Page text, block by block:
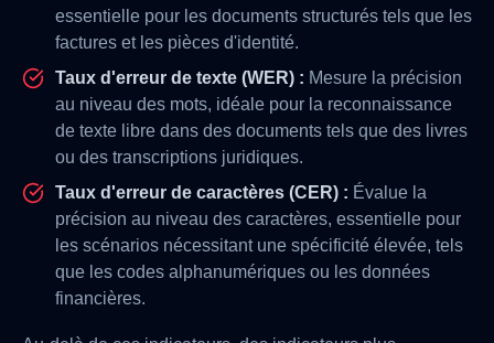
essentielle pour les documents structurés tels que les
factures et les pièces d'identité.
Taux d'erreur de texte (WER) : Mesure la précision
au niveau des mots, idéale pour la reconnaissance
de texte libre dans des documents tels que des livres
ou des transcriptions juridiques.
Taux d'erreur de caractères (CER) : Évalue la
précision au niveau des caractères, essentielle pour
les scénarios nécessitant une spécificité élevée, tels
que les codes alphanumériques ou les données
financières.